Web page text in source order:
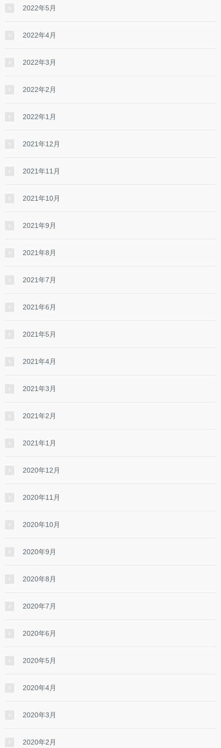
2022年5月
2022年4月
2022年3月
2022年2月
2022年1月
2021年12月
2021年11月
2021年10月
2021年9月
2021年8月
2021年7月
2021年6月
2021年5月
2021年4月
2021年3月
2021年2月
2021年1月
2020年12月
2020年11月
2020年10月
2020年9月
2020年8月
2020年7月
2020年6月
2020年5月
2020年4月
2020年3月
2020年2月